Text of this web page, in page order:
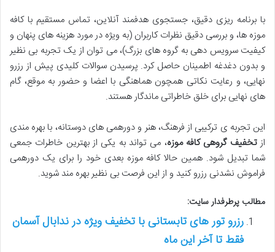
با برنامه ریزی دقیق، جستجوی هدفمند آنلاین، تماس مستقیم با کافه
موزه ها، و بررسی دقیق نظرات کاربران (به ویژه در مورد هزینه های پنهان و
کیفیت سرویس دهی به گروه های بزرگ)، می توان از یک تجربه بی نظیر
و بدون دغدغه اطمینان حاصل کرد. پرسیدن سوالات کلیدی پیش از رزرو
نهایی، و رعایت نکاتی همچون هماهنگی با اعضا و حضور به موقع، گام
های نهایی برای خلق خاطراتی ماندگار هستند.
این تجربه ی ترکیبی از فرهنگ، هنر و دورهمی های دوستانه، با بهره مندی
ازتخفیف گروهی کافه موزه، می تواند به یکی از بهترین خاطرات جمعی
شما تبدیل شود. همین حالا کافه موزه بعدی خود را برای یک دورهمی
فراموش نشدنی رزرو کنید و از این فرصت بی نظیر بهره مند شوید.
مطالب پرطرفدار سایت:
رزرو تور های تابستانی با تخفیف ویژه در ندابال آسمان
فقط تا آخر این ماه